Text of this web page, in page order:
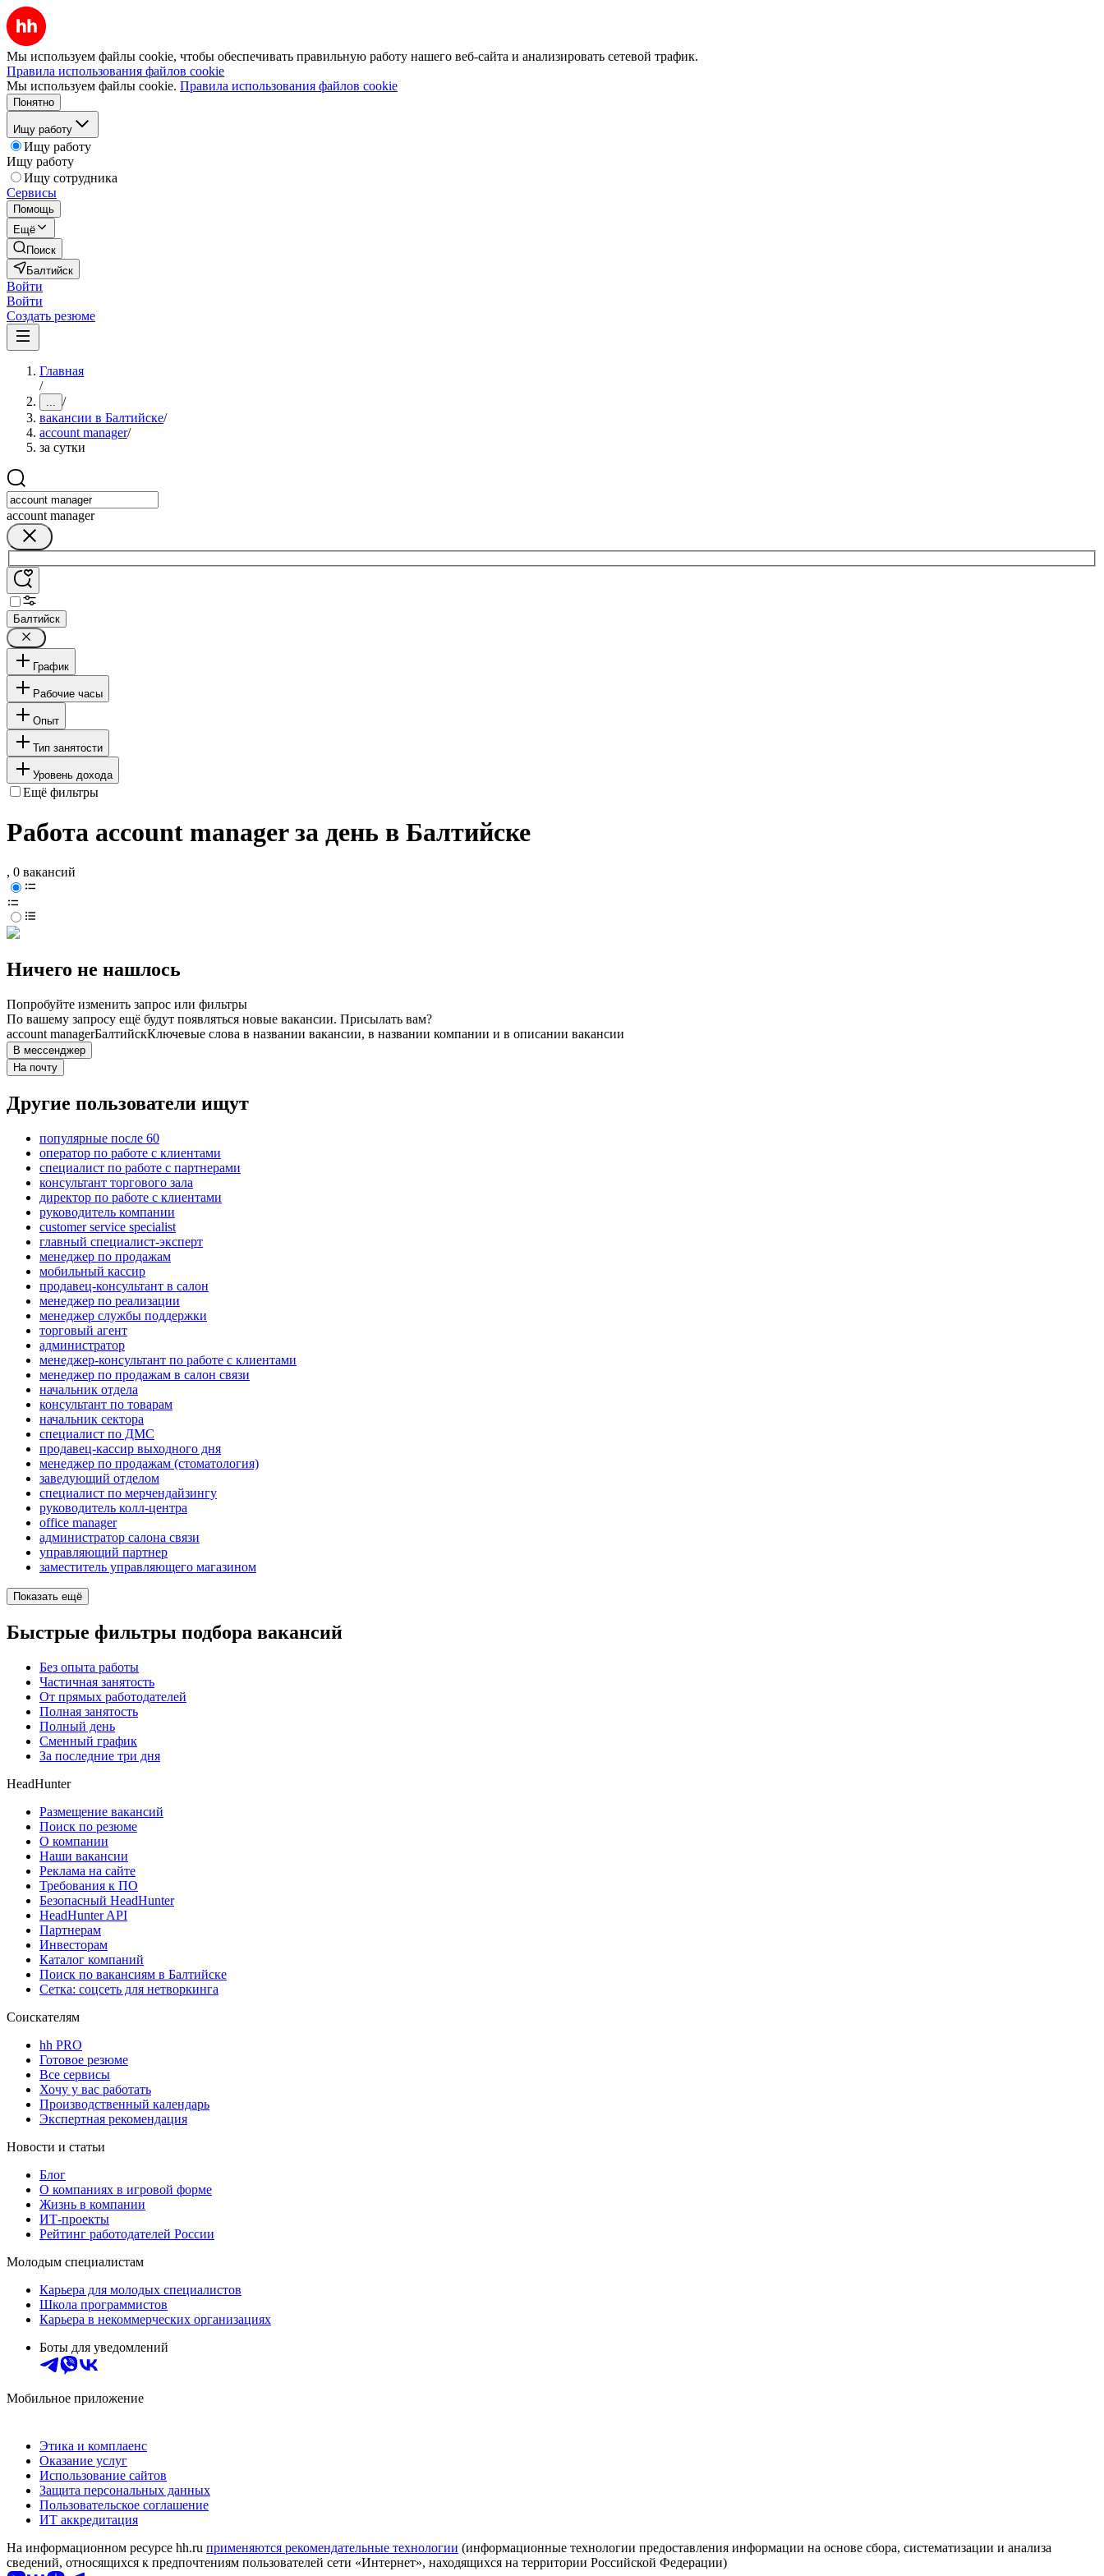
Мы используем файлы cookie, чтобы обеспечивать правильную работу нашего веб-сайта и анализировать сетевой трафик.
Правила использования файлов cookie
Мы используем файлы cookie. Правила использования файлов cookie
Понятно
Ищу работу
Ищу работу
Ищу работу
Ищу сотрудника
Сервисы
Помощь
Ещё
Поиск
Балтийск
Войти
Войти
Создать резюме
Главная
/
... /
вакансии в Балтийске/
account manager/
за сутки
account manager
Балтийск
График
Рабочие часы
Опыт
Тип занятости
Уровень дохода
Ещё фильтры
Работа account manager за день в Балтийске
, 0 вакансий
Ничего не нашлось
Попробуйте изменить запрос или фильтры
По вашему запросу ещё будут появляться новые вакансии. Присылать вам?
account managerБалтийскКлючевые слова в названии вакансии, в названии компании и в описании вакансии
В мессенджер
На почту
Другие пользователи ищут
популярные после 60
оператор по работе с клиентами
специалист по работе с партнерами
консультант торгового зала
директор по работе с клиентами
руководитель компании
customer service specialist
главный специалист-эксперт
менеджер по продажам
мобильный кассир
продавец-консультант в салон
менеджер по реализации
менеджер службы поддержки
торговый агент
администратор
менеджер-консультант по работе с клиентами
менеджер по продажам в салон связи
начальник отдела
консультант по товарам
начальник сектора
специалист по ДМС
продавец-кассир выходного дня
менеджер по продажам (стоматология)
заведующий отделом
специалист по мерчендайзингу
руководитель колл-центра
office manager
администратор салона связи
управляющий партнер
заместитель управляющего магазином
Показать ещё
Быстрые фильтры подбора вакансий
Без опыта работы
Частичная занятость
От прямых работодателей
Полная занятость
Полный день
Сменный график
За последние три дня
HeadHunter
Размещение вакансий
Поиск по резюме
О компании
Наши вакансии
Реклама на сайте
Требования к ПО
Безопасный HeadHunter
HeadHunter API
Партнерам
Инвесторам
Каталог компаний
Поиск по вакансиям в Балтийске
Сетка: соцсеть для нетворкинга
Соискателям
hh PRO
Готовое резюме
Все сервисы
Хочу у вас работать
Производственный календарь
Экспертная рекомендация
Новости и статьи
Блог
О компаниях в игровой форме
Жизнь в компании
ИТ-проекты
Рейтинг работодателей России
Молодым специалистам
Карьера для молодых специалистов
Школа программистов
Карьера в некоммерческих организациях
Боты для уведомлений
Мобильное приложение
Этика и комплаенс
Оказание услуг
Использование сайтов
Защита персональных данных
Пользовательское соглашение
ИТ аккредитация
На информационном ресурсе hh.ru применяются рекомендательные технологии (информационные технологии предоставления информации на основе сбора, систематизации и анализа
сведений, относящихся к предпочтениям пользователей сети «Интернет», находящихся на территории Российской Федерации)